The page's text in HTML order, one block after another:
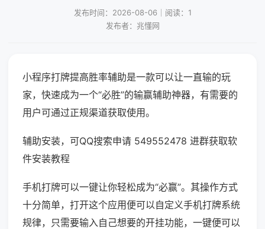
发布时间：2026-08-06｜阅读：1
发布者：兆懂网
小程序打牌提高胜率辅助是一款可以让一直输的玩
家，快速成为一个“必胜”的输赢辅助神器，有需要的
用户可通过正规渠道获取使用。
辅助安装，可QQ搜索申请 549552478 进群获取软
件安装教程
手机打牌可以一键让你轻松成为“必赢”。其操作方式
十分简单，打开这个应用便可以自定义手机打牌系统
规律，只需要输入自己想要的开挂功能，一键便可以